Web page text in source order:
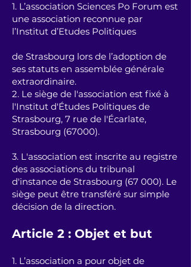
1. L’association Sciences Po Forum est
une association reconnue par
l’Institut d’Etudes Politiques
de Strasbourg lors de l’adoption de
ses statuts en assemblée générale
extraordinaire.
2. Le siège de l'association est fixé à
l'Institut d'Études Politiques de
Strasbourg, 7 rue de l'Écarlate,
Strasbourg (67000).
3. L'association est inscrite au registre
des associations du tribunal
d'instance de Strasbourg (67 000). Le
siège peut être transféré sur simple
décision de la direction.
Article 2 : Objet et but
1. L’association a pour objet de